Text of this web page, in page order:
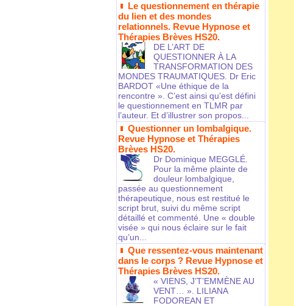
Le questionnement en thérapie
du lien et des mondes
relationnels. Revue Hypnose et
Thérapies Brèves HS20.
DE L’ART DE
QUESTIONNER À LA
TRANSFORMATION DES
MONDES TRAUMATIQUES. Dr Eric
BARDOT «Une éthique de la
rencontre ». C’est ainsi qu’est défini
le questionnement en TLMR par
l’auteur. Et d’illustrer son propos...
Questionner un lombalgique.
Revue Hypnose et Thérapies
Brèves HS20.
Dr Dominique MEGGLÉ.
Pour la même plainte de
douleur lombalgique,
passée au questionnement
thérapeutique, nous est restitué le
script brut, suivi du même script
détaillé et commenté. Une « double
visée » qui nous éclaire sur le fait
qu’un...
Que ressentez-vous maintenant
dans le corps ? Revue Hypnose et
Thérapies Brèves HS20.
« VIENS, J’T’EMMÈNE AU
VENT… ». LILIANA
FODOREAN ET